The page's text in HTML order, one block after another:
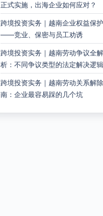
正式实施，出海企业如何应对？
跨境投资实务｜越南企业权益保护
——竞业、保密与员工劝诱
跨境投资实务｜越南劳动争议全解
析：不同争议类型的法定解决逻辑
跨境投资实务｜越南劳动关系解
南：企业最容易踩的几个坑